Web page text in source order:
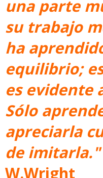
una parte
su trabajo
ha
equilibrio;
es evidente
Sólo
apreciarla
de imitarla."
W.Wright